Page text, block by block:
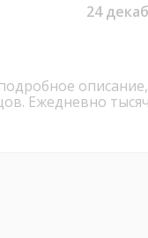
24
Ежедневно